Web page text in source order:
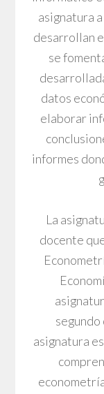
asignatura
desarrollan
se
datos
elaborar
informes
La
docente
asignatura